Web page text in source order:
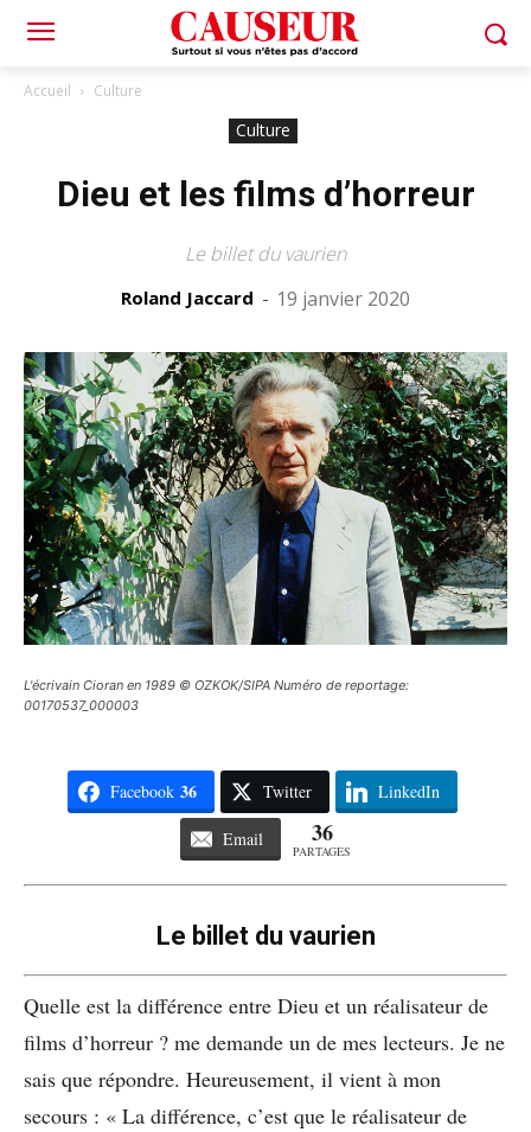
Accueil Culture
Culture
Dieu et les films d’horreur
Le billet du vaurien
Roland Jaccard - 19 janvier 2020
L'écrivain Cioran en 1989 © OZKOK/SIPA Numéro de reportage:
00170537_000003
Facebook 36 Twitter LinkedIn
Email 36
PARTAGES
Le billet du vaurien
Quelle est la différence entre Dieu et un réalisateur de
films d’horreur ? me demande un de mes lecteurs. Je ne
sais que répondre. Heureusement, il vient à mon
secours : « La différence, c’est que le réalisateur de